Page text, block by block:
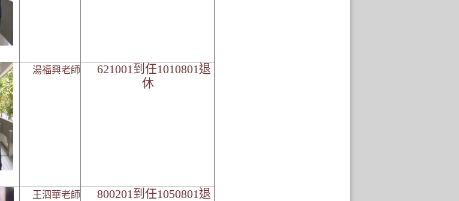
湯福興老師
621001到任1010801退
休
王泗華老師
800201到任1050801退